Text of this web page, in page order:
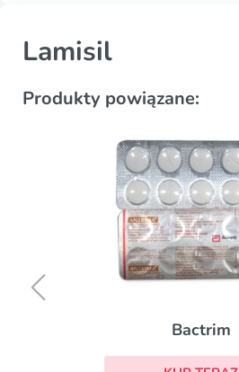
Lamisil
Produkty powiązane:
Bactrim